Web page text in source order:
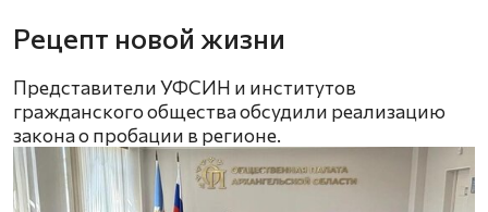
Рецепт новой жизни
Представители УФСИН и институтов
гражданского общества обсудили реализацию
закона о пробации в регионе.